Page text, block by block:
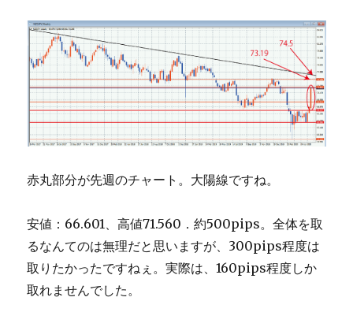
赤丸部分が先週のチャート。大陽線ですね。
安値：66.601、高値71.560．約500pips。全体を取
るなんてのは無理だと思いますが、300pips程度は
取りたかったですねぇ。実際は、160pips程度しか
取れませんでした。